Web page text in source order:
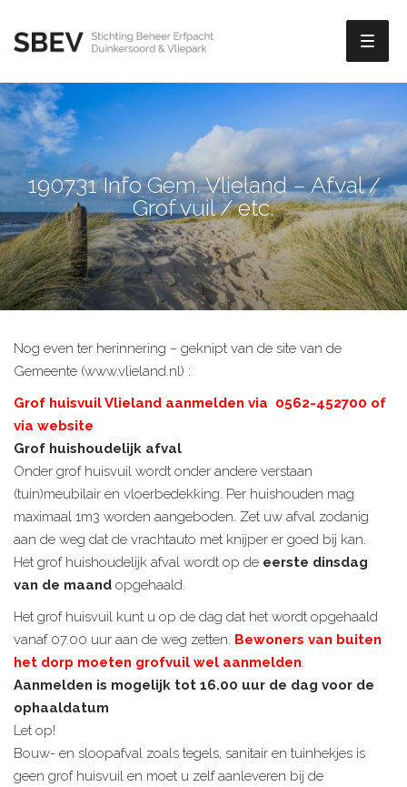
190731 Info Gem. Vlieland – Afval /
Grof vuil / etc.
Nog even ter herinnering – geknipt van de site van de
Gemeente (www.vlieland.nl) :
Grof huisvuil Vlieland aanmelden via 0562-452700 of
via website
Grof huishoudelijk afval
Onder grof huisvuil wordt onder andere verstaan
(tuin)meubilair en vloerbedekking. Per huishouden mag
maximaal 1m3 worden aangeboden. Zet uw afval zodanig
aan de weg dat de vrachtauto met knijper er goed bij kan.
Het grof huishoudelijk afval wordt op de eerste dinsdag
van de maand opgehaald.
Het grof huisvuil kunt u op de dag dat het wordt opgehaald
vanaf 07.00 uur aan de weg zetten. Bewoners van buiten
het dorp moeten grofvuil wel aanmelden.
Aanmelden is mogelijk tot 16.00 uur de dag voor de
ophaaldatum
Let op!
Bouw- en sloopafval zoals tegels, sanitair en tuinhekjes is
geen grof huisvuil en moet u zelf aanleveren bij de